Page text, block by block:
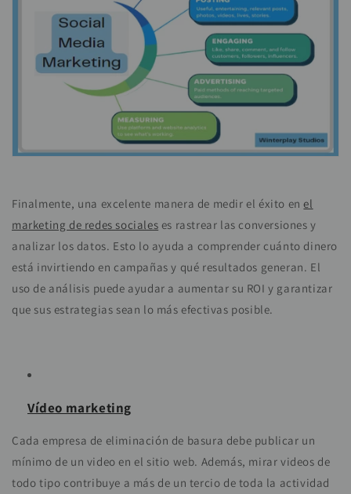
Finalmente, una excelente manera de medir el éxito en el
marketing de redes sociales es rastrear las conversiones y
analizar los datos. Esto lo ayuda a comprender cuánto dinero
está invirtiendo en campañas y qué resultados generan. El
uso de análisis puede ayudar a aumentar su ROI y garantizar
que sus estrategias sean lo más efectivas posible.
Vídeo marketing
Cada empresa de eliminación de basura debe publicar un
mínimo de un video en el sitio web. Además, mirar videos de
todo tipo contribuye a más de un tercio de toda la actividad